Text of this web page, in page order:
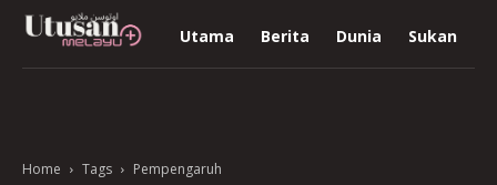
Utama Berita Dunia Sukan
Home Tags Pempengaruh